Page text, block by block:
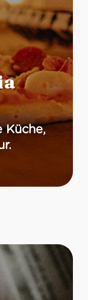
Küche,